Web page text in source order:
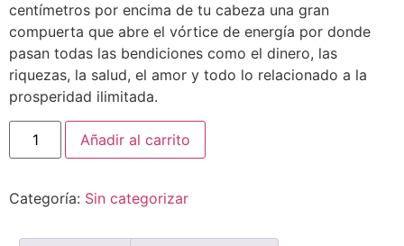
centímetros por encima de tu cabeza una gran
compuerta que abre el vórtice de energía por donde
pasan todas las bendiciones como el dinero, las
riquezas, la salud, el amor y todo lo relacionado a la
prosperidad ilimitada.
Añadir al carrito
Categoría: Sin categorizar